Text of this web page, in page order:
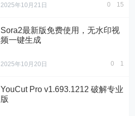
2025年10月21日 0 15
Sora2最新版免费使用，无水印视
频一键生成
2025年10月20日 0 1
YouCut Pro v1.693.1212 破解专业
版